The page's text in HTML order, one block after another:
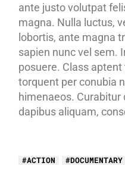
ante justo volutpat
magna. Nulla luctus,
lobortis, ante magna
sapien nunc vel sem.
posuere. Class
torquent per conubia
himenaeos.
dapibus aliquam,
ACTION DOCUMENTARY